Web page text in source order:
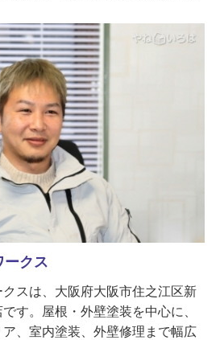
ークス
スは、大阪府大阪市住之江区新
す。屋根・外壁塗装を中心に、
、室内塗装、外壁修理まで幅広